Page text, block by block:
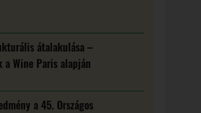
átalakulása –
a Wine Paris alapján
a 45. Országos